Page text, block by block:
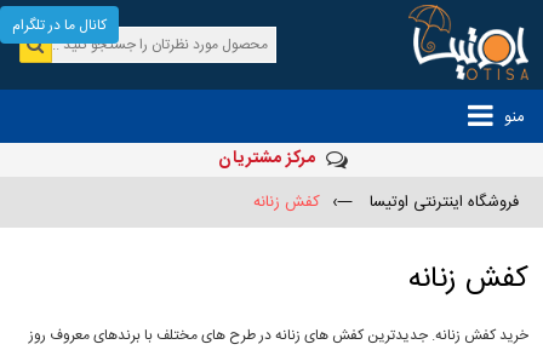
منو
مرکز مشتریان
فروشگاه اینترنتی اوتیسا —› کفش زنانه
کفش زنانه
خرید کفش زنانه. جدیدترین کفش های زنانه در طرح های مختلف با برندهای معروف روز
کانال ما در تلگرام